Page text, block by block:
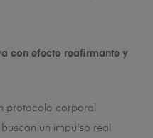
con efecto reafirmante y
protocolo corporal
un impulso real